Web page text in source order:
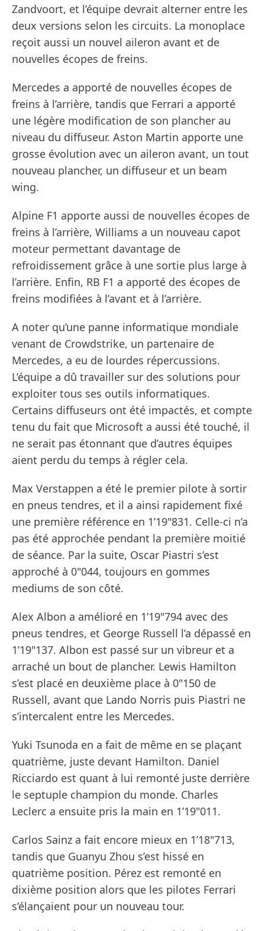
Zandvoort, et l’équipe devrait alterner entre les
deux versions selon les circuits. La monoplace
reçoit aussi un nouvel aileron avant et de
nouvelles écopes de freins.
Mercedes a apporté de nouvelles écopes de
freins à l’arrière, tandis que Ferrari a apporté
une légère modification de son plancher au
niveau du diffuseur. Aston Martin apporte une
grosse évolution avec un aileron avant, un tout
nouveau plancher, un diffuseur et un beam
wing.
Alpine F1 apporte aussi de nouvelles écopes de
freins à l’arrière, Williams a un nouveau capot
moteur permettant davantage de
refroidissement grâce à une sortie plus large à
l’arrière. Enfin, RB F1 a apporté des écopes de
freins modifiées à l’avant et à l’arrière.
A noter qu’une panne informatique mondiale
venant de Crowdstrike, un partenaire de
Mercedes, a eu de lourdes répercussions.
L’équipe a dû travailler sur des solutions pour
exploiter tous ses outils informatiques.
Certains diffuseurs ont été impactés, et compte
tenu du fait que Microsoft a aussi été touché, il
ne serait pas étonnant que d’autres équipes
aient perdu du temps à régler cela.
Max Verstappen a été le premier pilote à sortir
en pneus tendres, et il a ainsi rapidement fixé
une première référence en 1’19"831. Celle-ci n’a
pas été approchée pendant la première moitié
de séance. Par la suite, Oscar Piastri s’est
approché à 0"044, toujours en gommes
mediums de son côté.
Alex Albon a amélioré en 1’19"794 avec des
pneus tendres, et George Russell l’a dépassé en
1’19"137. Albon est passé sur un vibreur et a
arraché un bout de plancher. Lewis Hamilton
s’est placé en deuxième place à 0"150 de
Russell, avant que Lando Norris puis Piastri ne
s’intercalent entre les Mercedes.
Yuki Tsunoda en a fait de même en se plaçant
quatrième, juste devant Hamilton. Daniel
Ricciardo est quant à lui remonté juste derrière
le septuple champion du monde. Charles
Leclerc a ensuite pris la main en 1’19"011.
Carlos Sainz a fait encore mieux en 1’18"713,
tandis que Guanyu Zhou s’est hissé en
quatrième position. Pérez est remonté en
dixième position alors que les pilotes Ferrari
s’élançaient pour un nouveau tour.